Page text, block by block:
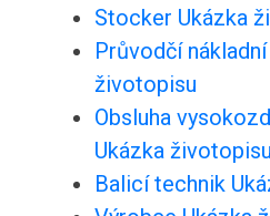
Stocker Ukázka
Průvodčí
životopisu
Obsluha
Ukázka životopisu
Balicí technik